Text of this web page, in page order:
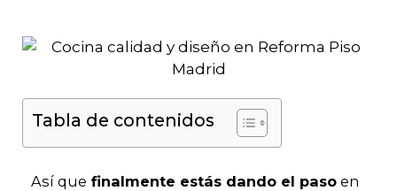
Tabla de contenidos
Así que finalmente estás dando el paso en